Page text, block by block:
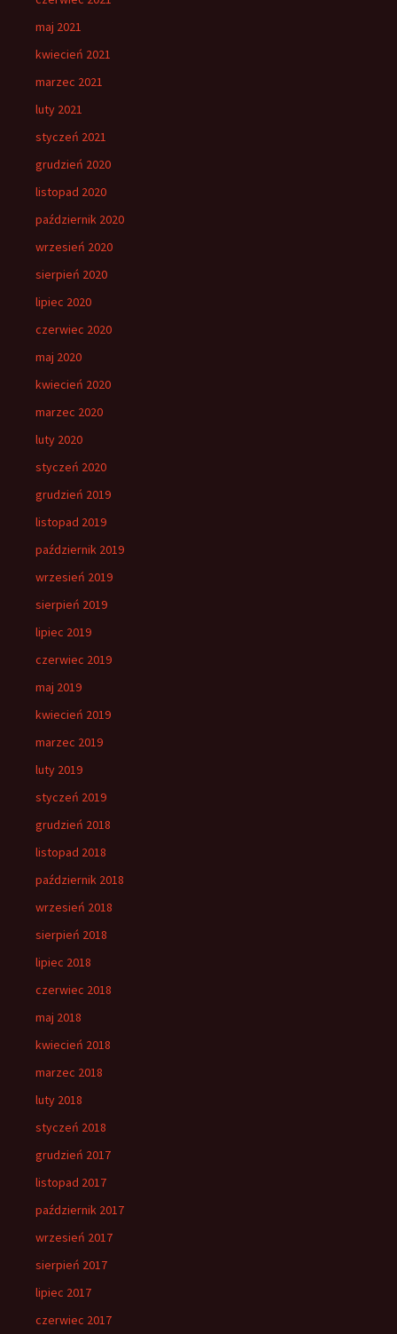
maj 2021
kwiecień 2021
marzec 2021
luty 2021
styczeń 2021
grudzień 2020
listopad 2020
październik 2020
wrzesień 2020
sierpień 2020
lipiec 2020
czerwiec 2020
maj 2020
kwiecień 2020
marzec 2020
luty 2020
styczeń 2020
grudzień 2019
listopad 2019
październik 2019
wrzesień 2019
sierpień 2019
lipiec 2019
czerwiec 2019
maj 2019
kwiecień 2019
marzec 2019
luty 2019
styczeń 2019
grudzień 2018
listopad 2018
październik 2018
wrzesień 2018
sierpień 2018
lipiec 2018
czerwiec 2018
maj 2018
kwiecień 2018
marzec 2018
luty 2018
styczeń 2018
grudzień 2017
listopad 2017
październik 2017
wrzesień 2017
sierpień 2017
lipiec 2017
czerwiec 2017